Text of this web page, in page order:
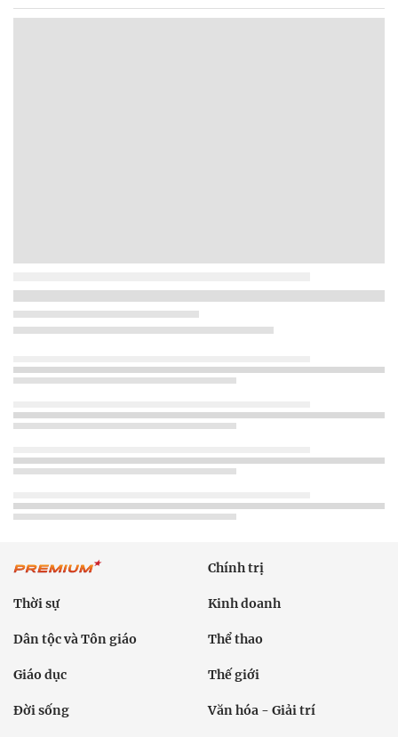
Chính trị
Thời sự Kinh doanh
Dân tộc và Tôn giáo Thể thao
Giáo dục Thế giới
Đời sống Văn hóa - Giải trí